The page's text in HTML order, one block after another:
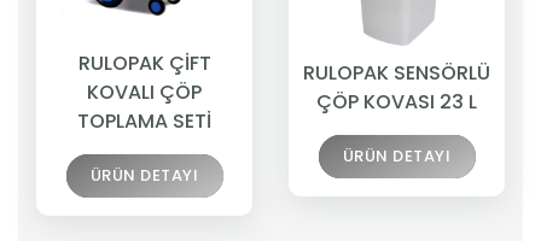
RULOPAK ÇİFT
KOVALI ÇÖP
TOPLAMA SETİ
ÜRÜN DETAYI
RULOPAK SENSÖRLÜ
ÇÖP KOVASI 23 L
ÜRÜN DETAYI